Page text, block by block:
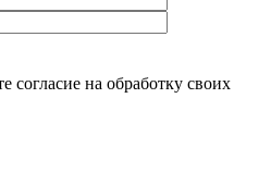
согласие на обработку своих